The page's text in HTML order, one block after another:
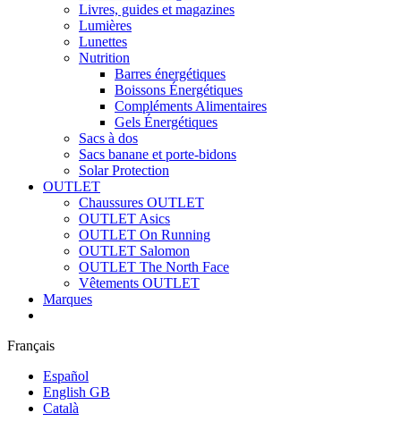
Livres, guides et magazines
Lumières
Lunettes
Nutrition
Barres énergétiques
Boissons Énergétiques
Compléments Alimentaires
Gels Énergétiques
Sacs à dos
Sacs banane et porte-bidons
Solar Protection
OUTLET
Chaussures OUTLET
OUTLET Asics
OUTLET On Running
OUTLET Salomon
OUTLET The North Face
Vêtements OUTLET
Marques
Français
Español
English GB
Català